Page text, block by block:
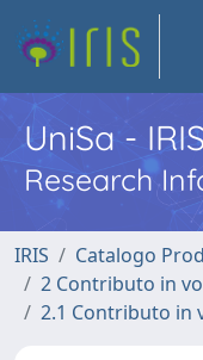
UniSa -
Research
IRIS
Catalogo
2 Contributo in
2.1 Contributo in